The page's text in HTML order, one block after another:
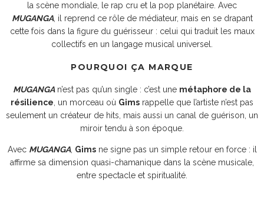
la scène mondiale, le rap cru et la pop planétaire. Avec
MUGANGA, il reprend ce rôle de médiateur, mais en se drapant
cette fois dans la figure du guérisseur : celui qui traduit les maux
collectifs en un langage musical universel.
POURQUOI ÇA MARQUE
MUGANGAn’est pas qu’un single : c’est une métaphore de la
résilience, un morceau où Gims rappelle que l’artiste n’est pas
seulement un créateur de hits, mais aussi un canal de guérison, un
miroir tendu à son époque.
Avec MUGANGA, Gimsne signe pas un simple retour en force : il
affirme sa dimension quasi-chamanique dans la scène musicale,
entre spectacle et spiritualité.